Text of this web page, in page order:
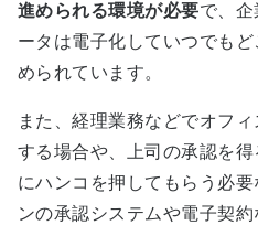
進められる環境が必要で、
ータは電子化していつでも
められています。
また、経理業務などでオフ
する場合や、上司の承認を
にハンコを押してもらう必
ンの承認システムや電子契